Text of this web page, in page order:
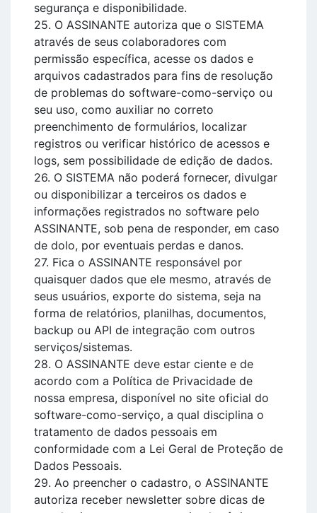
segurança e disponibilidade.
25. O ASSINANTE autoriza que o SISTEMA
através de seus colaboradores com
permissão específica, acesse os dados e
arquivos cadastrados para fins de resolução
de problemas do software-como-serviço ou
seu uso, como auxiliar no correto
preenchimento de formulários, localizar
registros ou verificar histórico de acessos e
logs, sem possibilidade de edição de dados.
26. O SISTEMA não poderá fornecer, divulgar
ou disponibilizar a terceiros os dados e
informações registrados no software pelo
ASSINANTE, sob pena de responder, em caso
de dolo, por eventuais perdas e danos.
27. Fica o ASSINANTE responsável por
quaisquer dados que ele mesmo, através de
seus usuários, exporte do sistema, seja na
forma de relatórios, planilhas, documentos,
backup ou API de integração com outros
serviços/sistemas.
28. O ASSINANTE deve estar ciente e de
acordo com a Política de Privacidade de
nossa empresa, disponível no site oficial do
software-como-serviço, a qual disciplina o
tratamento de dados pessoais em
conformidade com a Lei Geral de Proteção de
Dados Pessoais.
29. Ao preencher o cadastro, o ASSINANTE
autoriza receber newsletter sobre dicas de